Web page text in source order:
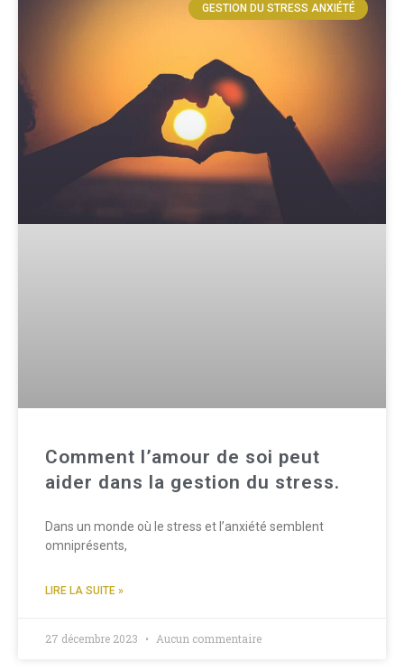
GESTION DU STRESS ANXIÉTÉ
Comment l’amour de soi peut
aider dans la gestion du stress.
Dans un monde où le stress et l’anxiété semblent
omniprésents,
LIRE LA SUITE »
27 décembre 2023 Aucun commentaire